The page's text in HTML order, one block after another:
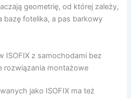
geometrię, od której zależy,
fotelika, a pas barkowy
ISOFIX z samochodami bez
rozwiązania montażowe
jako ISOFIX ma też